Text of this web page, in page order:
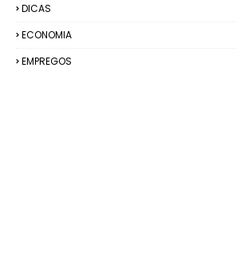
DICAS
ECONOMIA
EMPREGOS